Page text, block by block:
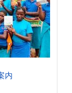
内